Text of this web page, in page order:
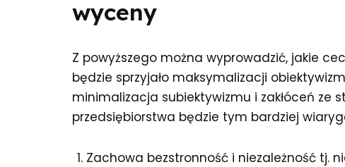
wyceny
Z powyższego można wyprowadzić, jakie
będzie sprzyjało maksymalizacji
minimalizacja subiektywizmu i zakłóceń ze
przedsiębiorstwa będzie tym bardziej
Zachowa bezstronność i niezależność tj.